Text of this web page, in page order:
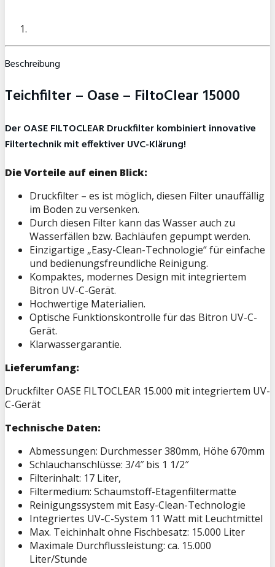
Beschreibung
Teichfilter – Oase – FiltoClear 15000
Der OASE FILTOCLEAR Druckfilter kombiniert innovative
Filtertechnik mit effektiver UVC-Klärung!
Die Vorteile auf einen Blick:
Druckfilter – es ist möglich, diesen Filter unauffällig
im Boden zu versenken.
Durch diesen Filter kann das Wasser auch zu
Wasserfällen bzw. Bachläufen gepumpt werden.
Einzigartige „Easy-Clean-Technologie“ für einfache
und bedienungsfreundliche Reinigung.
Kompaktes, modernes Design mit integriertem
Bitron UV-C-Gerät.
Hochwertige Materialien.
Optische Funktionskontrolle für das Bitron UV-C-
Gerät.
Klarwassergarantie.
Lieferumfang:
Druckfilter OASE FILTOCLEAR 15.000 mit integriertem UV-
C-Gerät
Technische Daten:
Abmessungen: Durchmesser 380mm, Höhe 670mm
Schlauchanschlüsse: 3/4″ bis 1 1/2″
Filterinhalt: 17 Liter,
Filtermedium: Schaumstoff-Etagenfiltermatte
Reinigungssystem mit Easy-Clean-Technologie
Integriertes UV-C-System 11 Watt mit Leuchtmittel
Max. Teichinhalt ohne Fischbesatz: 15.000 Liter
Maximale Durchflussleistung: ca. 15.000
Liter/Stunde